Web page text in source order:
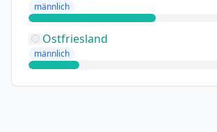
männlich
Ostfriesland
männlich